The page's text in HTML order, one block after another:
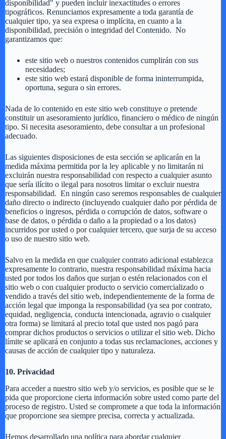
disponibilidad" y pueden incluir inexactitudes o errores
tipográficos. Renunciamos expresamente a toda garantía de
cualquier tipo, ya sea expresa o implícita, en cuanto a la
disponibilidad, precisión o integridad del Contenido. No
garantizamos que:
este sitio web o nuestros contenidos cumplirán con sus
necesidades;
este sitio web estará disponible de forma ininterrumpida,
oportuna, segura o sin errores.
Nada de lo contenido en este sitio web constituye o pretende
constituir un asesoramiento jurídico, financiero o médico de ningún
tipo. Si necesita asesoramiento, debe consultar a un profesional
adecuado.
Las siguientes disposiciones de esta sección se aplicarán en la
medida máxima permitida por la ley aplicable y no limitarán ni
excluirán nuestra responsabilidad con respecto a cualquier asunto
que sería ilícito o ilegal para nosotros limitar o excluir nuestra
responsabilidad. En ningún caso seremos responsables de cualquier
daño directo o indirecto (incluyendo cualquier daño por pérdida de
beneficios o ingresos, pérdida o corrupción de datos, software o
base de datos, o pérdida o daño a la propiedad o a los datos)
incurridos por usted o por cualquier tercero, que surja de su acceso
o uso de nuestro sitio web.
Salvo en la medida en que cualquier contrato adicional establezca
expresamente lo contrario, nuestra responsabilidad máxima hacia
usted por todos los daños que surjan o estén relacionados con el
sitio web o con cualquier producto o servicio comercializado o
vendido a través del sitio web, independientemente de la forma de
acción legal que imponga la responsabilidad (ya sea por contrato,
equidad, negligencia, conducta intencionada, agravio o cualquier
otra forma) se limitará al precio total que usted nos pagó para
comprar dichos productos o servicios o utilizar el sitio web. Dicho
límite se aplicará en conjunto a todas sus reclamaciones, acciones y
causas de acción de cualquier tipo y naturaleza.
10. Privacidad
Para acceder a nuestro sitio web y/o servicios, es posible que se le
pida que proporcione cierta información sobre usted como parte del
proceso de registro. Usted se compromete a que toda la información
que proporcione sea siempre precisa, correcta y actualizada.
Hemos desarrollado una política para abordar cualquier